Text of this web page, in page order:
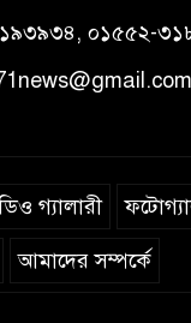
০১৫৫২-
গ্যালারী
আমাদের সম্পর্কে